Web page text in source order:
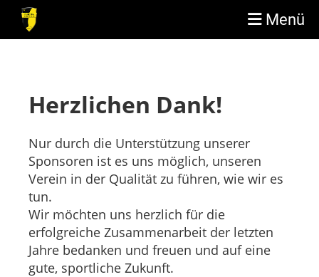
Menü
Herzlichen Dank!
Nur durch die Unterstützung unserer
Sponsoren ist es uns möglich, unseren
Verein in der Qualität zu führen, wie wir es
tun.
Wir möchten uns herzlich für die
erfolgreiche Zusammenarbeit der letzten
Jahre bedanken und freuen und auf eine
gute, sportliche Zukunft.